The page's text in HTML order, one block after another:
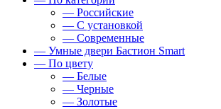
— Российские
— С установкой
— Современные
— Умные двери Бастион Smart
— По цвету
— Белые
— Черные
— Золотые